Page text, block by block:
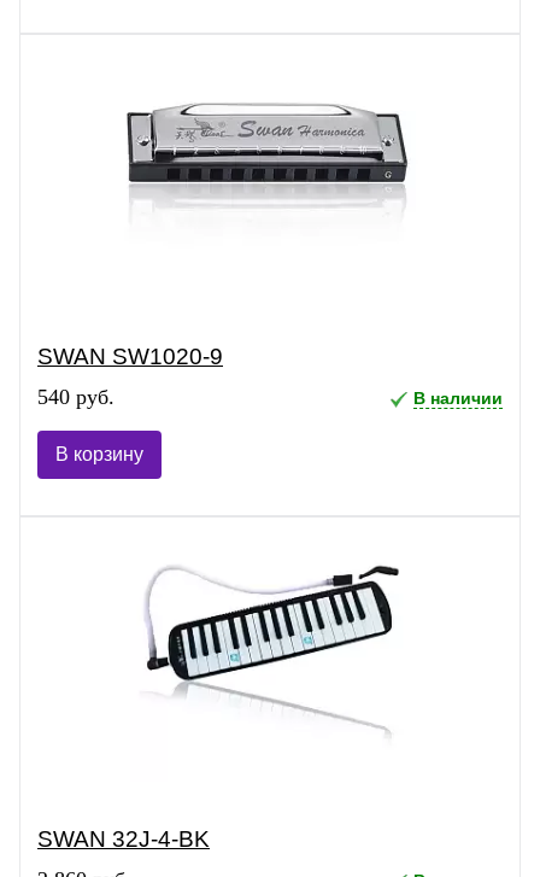
SWAN SW1020-9
540 руб. В наличии
В корзину
SWAN 32J-4-BK